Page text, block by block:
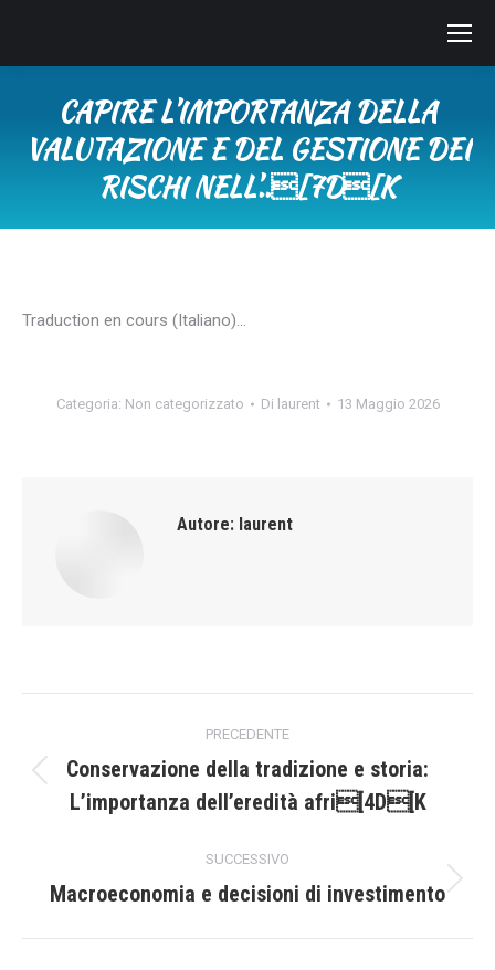
CAPIRE L’IMPORTANZA DELLA
VALUTAZIONE E DEL GESTIONE DEI
RISCHI NELL’..[7D[K
Traduction en cours (Italiano)…
Categoria: Non categorizzato Di laurent 13 Maggio 2026
Autore: laurent
tra
PRECEDENTE
precedente:
Conservazione della tradizione e storia:
L’importanza dell’eredità afri[4D[K
SUCCESSIVO
Prossimo
Macroeconomia e decisioni di investimento